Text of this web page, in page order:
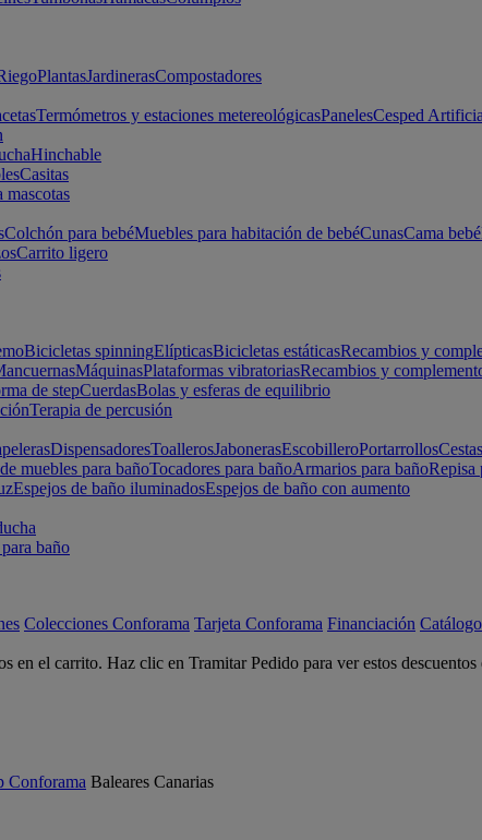
PlantasJardinerasCompostadores
Termómetros y estaciones metereológicasPanelesCesped
Hinchable
Casitas
mascotas
Colchón para bebéMuebles para habitación de bebéCunasCama bebé
Carrito ligero
Bicicletas spinningElípticasBicicletas estáticasRecambios y
MáquinasPlataformas vibratoriasRecambios y
de stepCuerdasBolas y esferas de equilibrio
Terapia de percusión
DispensadoresToallerosJabonerasEscobilleroPortarrollos
muebles para bañoTocadores para bañoArmarios para bañoRepisa
Espejos de baño iluminadosEspejos de baño con aumento
baño
Colecciones Conforama Tarjeta Conforama Financiación
en el carrito. Haz clic en Tramitar Pedido para ver estos descuentos
Conforama Baleares Canarias